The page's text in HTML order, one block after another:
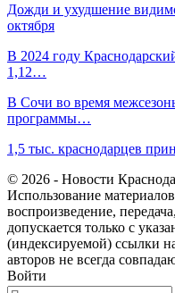
Дожди и ухудшение
октября
В 2024 году
1,12…
В Сочи во время
программы…
1,5 тыс. краснодарцев
© 2026 - Новости
Использование
воспроизведение,
допускается только с
(индексируемой) ссылки
авторов не всегда
Войти